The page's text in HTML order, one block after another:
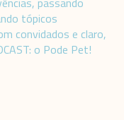
tópicos
convidados e claro,
o Pode Pet!